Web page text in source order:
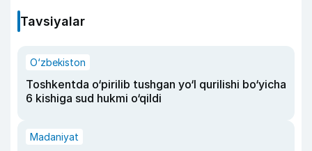
Tavsiyalar
O‘zbekiston
Toshkentda o‘pirilib tushgan yo‘l qurilishi bo‘yicha
6 kishiga sud hukmi o‘qildi
Madaniyat